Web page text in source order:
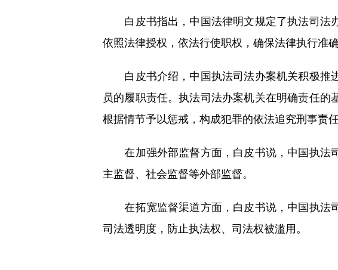
白皮书指出，中国法律明文规定了执法司法
依照法律授权，依法行使职权，确保法律执行准确
白皮书介绍，中国执法司法办案机关积极推进
员的履职责任。执法司法办案机关在明确责任的
根据情节予以惩戒，构成犯罪的依法追究刑事责任
在加强外部监督方面，白皮书说，中国执法
主监督、社会监督等外部监督。
在拓宽监督渠道方面，白皮书说，中国执法
司法透明度，防止执法权、司法权被滥用。